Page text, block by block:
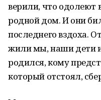
верили, что одолеют
родной дом. И они
последнего вздоха.
жили мы, наши дети и
родился, кому
который отстоял,